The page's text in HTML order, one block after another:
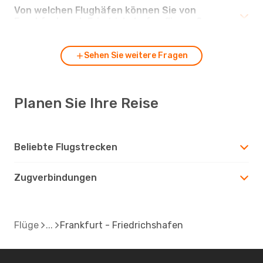
Von welchen Flughäfen können Sie von
Sehen Sie weitere Fragen
Planen Sie Ihre Reise
Beliebte Flugstrecken
Zugverbindungen
Flüge Frankfurt - Friedrichshafen